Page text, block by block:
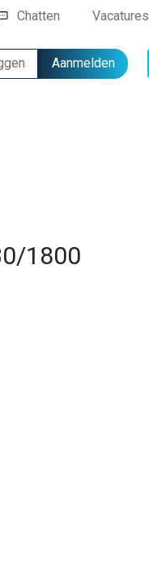
Chatten Vacatures
Aanmelden
1800